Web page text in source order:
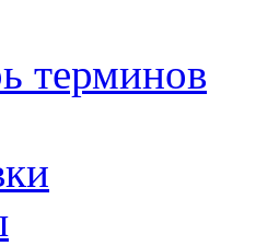
терминов